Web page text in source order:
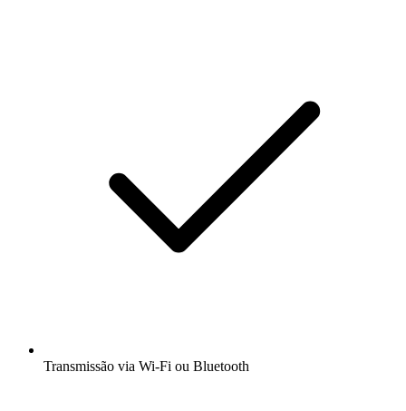
Transmissão via Wi-Fi ou Bluetooth